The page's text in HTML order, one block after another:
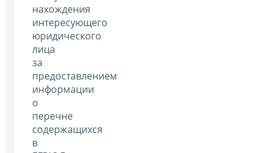
нахождения
интересующего
юридического
лица
за
предоставлением
информации
о
перечне
содержащихся
в